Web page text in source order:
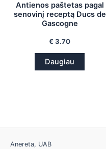
Antienos paštetas pagal
senovinį receptą Ducs de
Gascogne
€ 3.70
Daugiau
Anereta, UAB